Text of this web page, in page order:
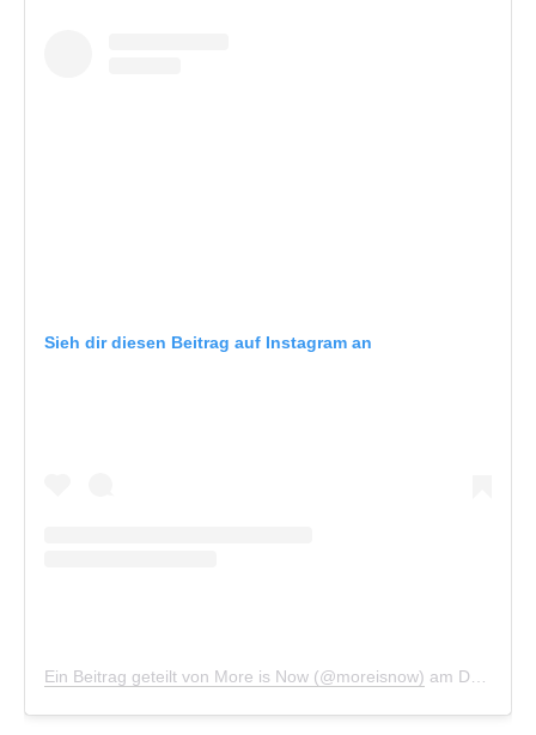
Sieh dir diesen Beitrag auf Instagram an
Ein Beitrag geteilt von More is Now (@moreisnow) am Dez 16, 2019 um 12:19 PST